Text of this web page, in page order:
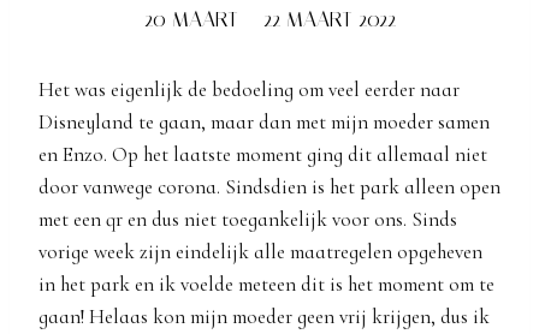
20 MAART – 22 MAART 2022
Het was eigenlijk de bedoeling om veel eerder naar
Disneyland te gaan, maar dan met mijn moeder samen
en Enzo. Op het laatste moment ging dit allemaal niet
door vanwege corona. Sindsdien is het park alleen open
met een qr en dus niet toegankelijk voor ons. Sinds
vorige week zijn eindelijk alle maatregelen opgeheven
in het park en ik voelde meteen dit is het moment om te
gaan! Helaas kon mijn moeder geen vrij krijgen, dus ik